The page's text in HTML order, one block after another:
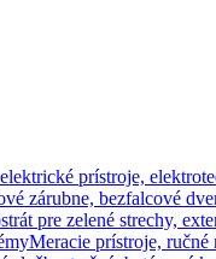
elektrické prístroje,
zárubne, bezfalcové
pre zelené strechy,
Meracie prístroje, ručné